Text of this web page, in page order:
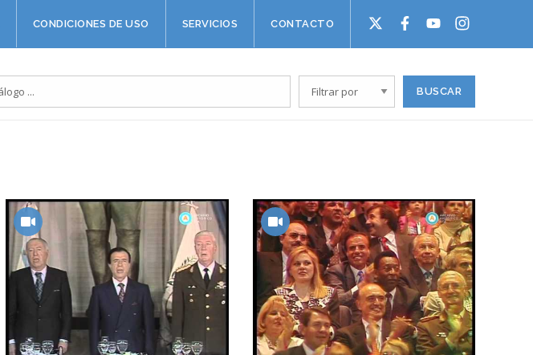
CONDICIONES DE USO SERVICIOS CONTACTO